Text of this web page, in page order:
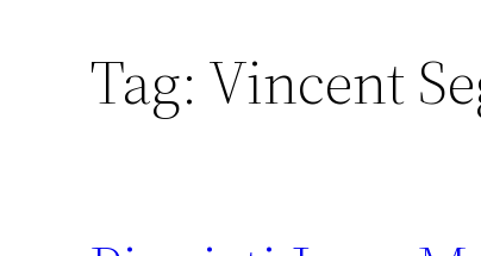
Tag: Vincent